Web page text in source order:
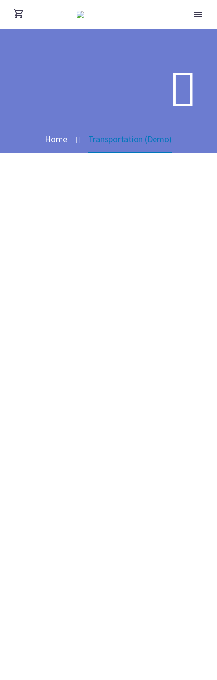


Home Transportation (Demo)